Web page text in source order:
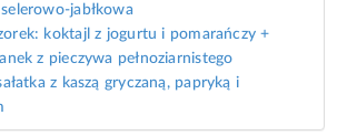
jabłkowa
koktajl z jogurtu i pomarańczy +
z pieczywa pełnoziarnistego
z kaszą gryczaną, papryką i